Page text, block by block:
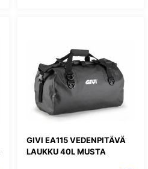
GIVI EA115 VEDENPITÄVÄ
LAUKKU 40L MUSTA